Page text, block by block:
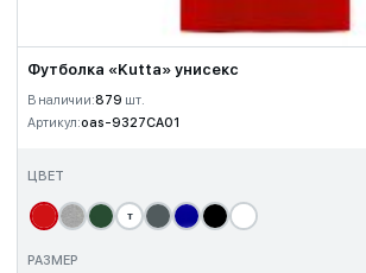
Футболка «Kutta» унисекс
В наличии:879 шт.
Артикул:oas-9327CA01
ЦВЕТ
т
РАЗМЕР